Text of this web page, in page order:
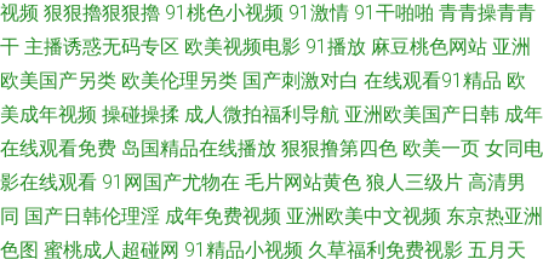
视频 狠狠擼狠狠擼 91桃色小视频 91激情 91干啪啪 青青操青青
干 主播诱惑无码专区 欧美视频电影 91播放 麻豆桃色网站 亚洲
欧美国产另类 欧美伦理另类 国产刺激对白 在线观看91精品 欧
美成年视频 操碰操揉 成人微拍福利导航 亚洲欧美国产日韩 成年
在线观看免费 岛国精品在线播放 狠狠撸第四色 欧美一页 女同电
影在线观看 91网国产尤物在 毛片网站黄色 狼人三级片 高清男
同 国产日韩伦理淫 成年免费视频 亚洲欧美中文视频 东京热亚洲
色图 蜜桃成人超碰网 91精品小视频 久草福利免费视影 五月天